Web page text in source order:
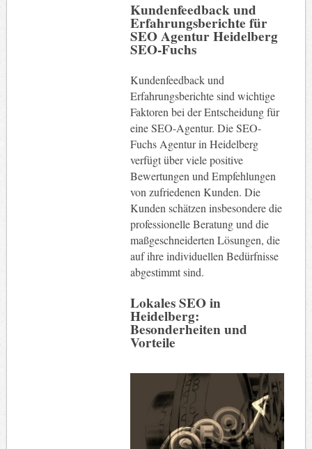
Kundenfeedback und
Erfahrungsberichte für
SEO Agentur Heidelberg
SEO-Fuchs
Kundenfeedback und
Erfahrungsberichte sind wichtige
Faktoren bei der Entscheidung für
eine SEO-Agentur. Die SEO-
Fuchs Agentur in Heidelberg
verfügt über viele positive
Bewertungen und Empfehlungen
von zufriedenen Kunden. Die
Kunden schätzen insbesondere die
professionelle Beratung und die
maßgeschneiderten Lösungen, die
auf ihre individuellen Bedürfnisse
abgestimmt sind.
Lokales SEO in
Heidelberg:
Besonderheiten und
Vorteile